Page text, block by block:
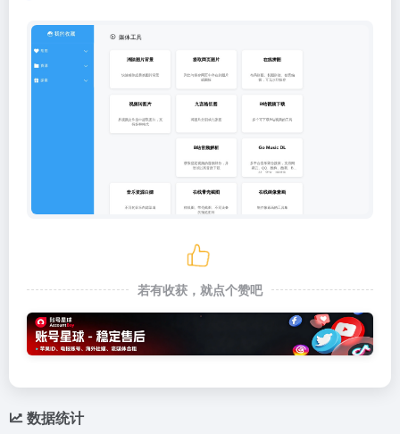
若有收获，就点个赞吧
数据统计